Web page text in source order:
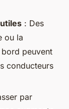
: Des
ou la
peuvent
conducteurs
par